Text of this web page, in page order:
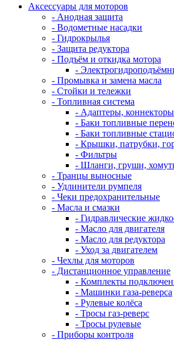
Аксессуары для моторов
- Анодная защита
- Водометные насадки
- Гидрокрылья
- Защита редуктора
- Подъём и откидка мотора
-
- Промывка и замена масла
- Стойки и тележки
- Топливная система
- Адаптеры, коннекторы
- Баки топливные
- Баки топливные
- Крышки, патрубки,
- Фильтры
- Шланги, груши,
- Транцы выносные
- Удлинители румпеля
- Чеки предохранительные
- Масла и смазки
- Гидравлические
- Масло для двигателя
- Масло для редуктора
- Уход за двигателем
- Чехлы для моторов
- Дистанционное управление
- Комплекты
- Машинки газа-реверса
- Рулевые колёса
- Тросы газ-реверс
- Тросы рулевые
- Приборы контроля